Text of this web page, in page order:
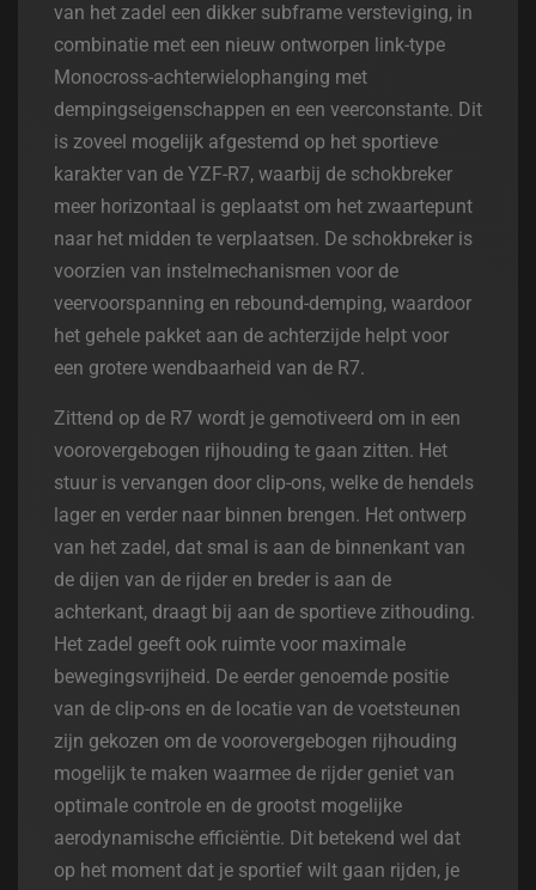
van het zadel een dikker subframe versteviging, in
combinatie met een nieuw ontworpen link-type
Monocross-achterwielophanging met
dempingseigenschappen en een veerconstante. Dit
is zoveel mogelijk afgestemd op het sportieve
karakter van de YZF-R7, waarbij de schokbreker
meer horizontaal is geplaatst om het zwaartepunt
naar het midden te verplaatsen. De schokbreker is
voorzien van instelmechanismen voor de
veervoorspanning en rebound-demping, waardoor
het gehele pakket aan de achterzijde helpt voor
een grotere wendbaarheid van de R7.
Zittend op de R7 wordt je gemotiveerd om in een
voorovergebogen rijhouding te gaan zitten. Het
stuur is vervangen door clip-ons, welke de hendels
lager en verder naar binnen brengen. Het ontwerp
van het zadel, dat smal is aan de binnenkant van
de dijen van de rijder en breder is aan de
achterkant, draagt bij aan de sportieve zithouding.
Het zadel geeft ook ruimte voor maximale
bewegingsvrijheid. De eerder genoemde positie
van de clip-ons en de locatie van de voetsteunen
zijn gekozen om de voorovergebogen rijhouding
mogelijk te maken waarmee de rijder geniet van
optimale controle en de grootst mogelijke
aerodynamische efficiëntie. Dit betekend wel dat
op het moment dat je sportief wilt gaan rijden, je